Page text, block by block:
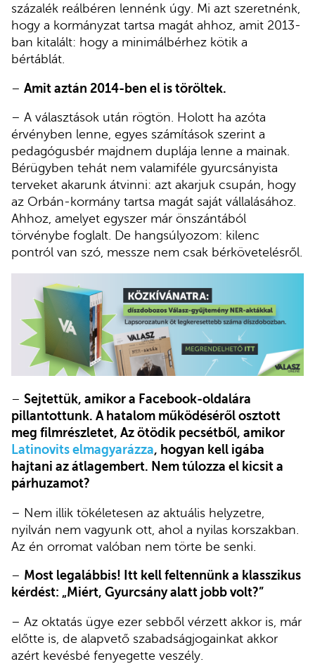
százalék reálbéren lennénk úgy. Mi azt szeretnénk,
hogy a kormányzat tartsa magát ahhoz, amit 2013-
ban kitalált: hogy a minimálbérhez kötik a
bértáblát.
– Amit aztán 2014-ben el is töröltek.
– A választások után rögtön. Holott ha azóta
érvényben lenne, egyes számítások szerint a
pedagógusbér majdnem duplája lenne a mainak.
Bérügyben tehát nem valamiféle gyurcsányista
terveket akarunk átvinni: azt akarjuk csupán, hogy
az Orbán-kormány tartsa magát saját vállalásához.
Ahhoz, amelyet egyszer már önszántából
törvénybe foglalt. De hangsúlyozom: kilenc
pontról van szó, messze nem csak bérkövetelésről.
– Sejtettük, amikor a Facebook-oldalára
pillantottunk. A hatalom működéséről osztott
meg filmrészletet, Az ötödik pecsétből, amikor
Latinovits elmagyarázza, hogyan kell igába
hajtani az átlagembert. Nem túlozza el kicsit a
párhuzamot?
– Nem illik tökéletesen az aktuális helyzetre,
nyilván nem vagyunk ott, ahol a nyilas korszakban.
Az én orromat valóban nem törte be senki.
– Most legalábbis! Itt kell feltennünk a klasszikus
kérdést: „Miért, Gyurcsány alatt jobb volt?”
– Az oktatás ügye ezer sebből vérzett akkor is, már
előtte is, de alapvető szabadságjogainkat akkor
azért kevésbé fenyegette veszély.